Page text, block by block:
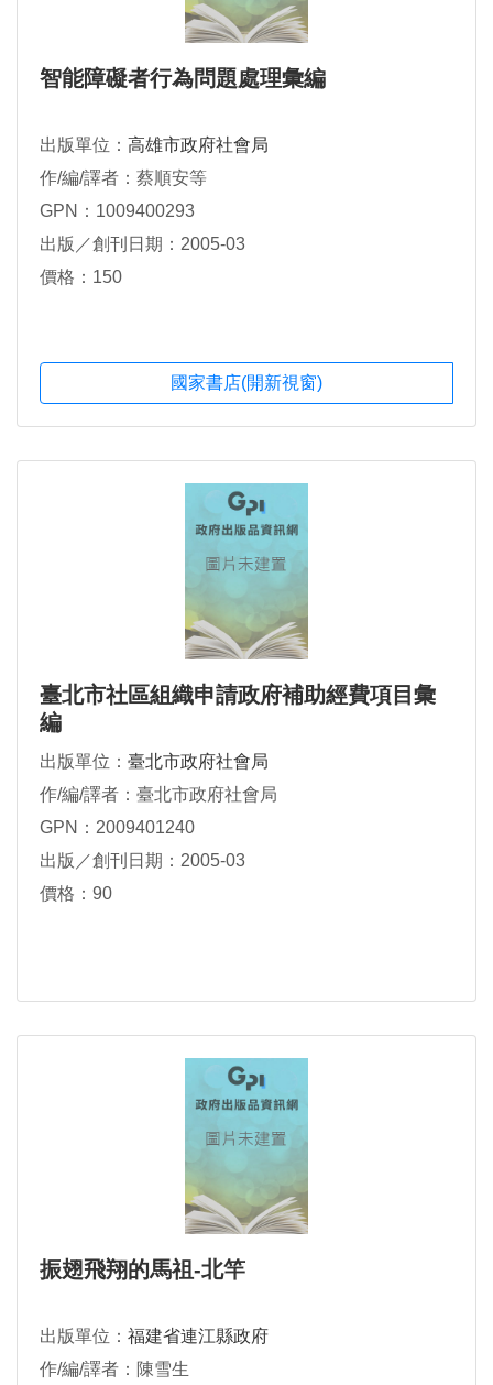
智能障礙者行為問題處理彙編
出版單位： 高雄市政府社會局
作/編/譯者：蔡順安等
GPN：1009400293
出版／創刊日期：2005-03
價格：150
國家書店(開新視窗)
臺北市社區組織申請政府補助經費項目彙
編
出版單位： 臺北市政府社會局
作/編/譯者：臺北市政府社會局
GPN：2009401240
出版／創刊日期：2005-03
價格：90
振翅飛翔的馬祖-北竿
出版單位： 福建省連江縣政府
作/編/譯者：陳雪生